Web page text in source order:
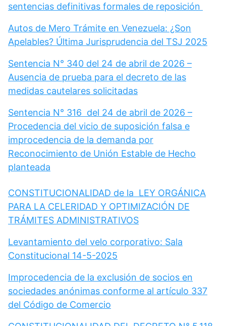
sentencias definitivas formales de reposición
Autos de Mero Trámite en Venezuela: ¿Son
Apelables? Última Jurisprudencia del TSJ 2025
Sentencia N° 340 del 24 de abril de 2026 –
Ausencia de prueba para el decreto de las
medidas cautelares solicitadas
Sentencia N° 316 del 24 de abril de 2026 –
Procedencia del vicio de suposición falsa e
improcedencia de la demanda por
Reconocimiento de Unión Estable de Hecho
planteada
CONSTITUCIONALIDAD de la LEY ORGÁNICA
PARA LA CELERIDAD Y OPTIMIZACIÓN DE
TRÁMITES ADMINISTRATIVOS
Levantamiento del velo corporativo: Sala
Constitucional 14-5-2025
Improcedencia de la exclusión de socios en
sociedades anónimas conforme al artículo 337
del Código de Comercio